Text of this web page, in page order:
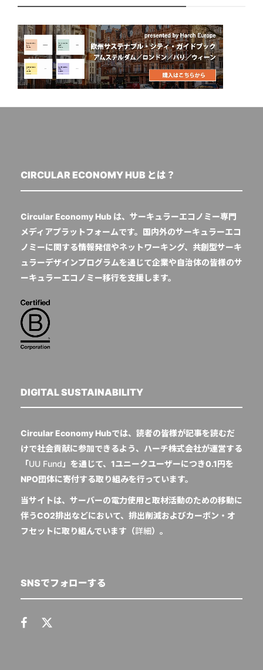
CIRCULAR ECONOMY HUB とは？
Circular Economy Hub は、サーキュラーエコノミー専門
メディアプラットフォームです。国内外のサーキュラーエコ
ノミーに関する情報発信やネットワーキング、共創型サーキ
ュラーデザインプログラムを通じて企業や自治体の皆様のサ
ーキュラーエコノミー移行を支援します。
DIGITAL SUSTAINABILITY
Circular Economy Hubでは、読者の皆様が記事を読むだ
けで社会貢献に参加できるよう、ハーチ株式会社が運営する
「UU Fund 」を通じて、1ユニークユーザーにつき0.1円を
NPO団体に寄付する取り組みを行っています。
当サイトは、サーバーの電力使用と取材活動のための移動に
伴うCO2排出などにおいて、排出削減およびカーボン・オ
フセットに取り組んでいます（詳細）。
SNSでフォローする